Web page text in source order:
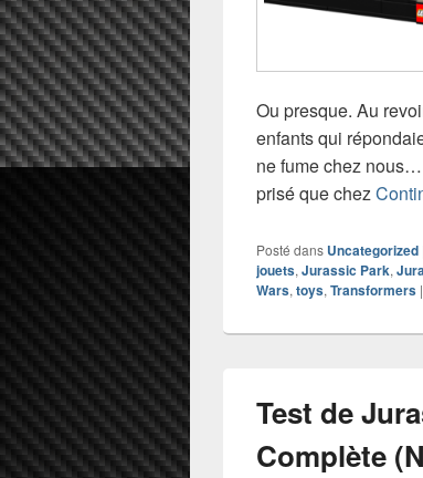
Ou presque. Au
enfants qui
ne fume chez
prisé que chez
Posté dans Uncategorized
jouets, Jurassic Park,
Wars, toys, Transformers |
Test de
Complète